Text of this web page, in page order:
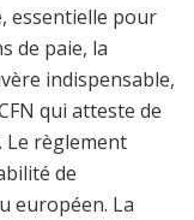
essentielle pour
de paie, la
indispensable,
qui atteste de
Le règlement
de
européen. La